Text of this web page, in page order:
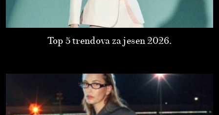
Top 5 trendova za jesen 2026.